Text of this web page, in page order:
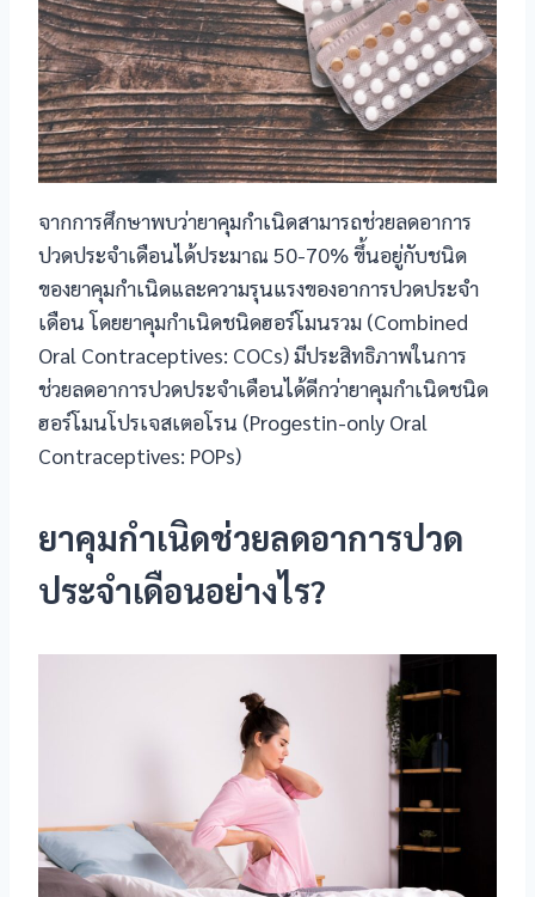
จากการศึกษาพบว่ายาคุมกำเนิดสามารถช่วยลดอาการ
ปวดประจำเดือนได้ประมาณ 50-70% ขึ้นอยู่กับชนิด
ของยาคุมกำเนิดและความรุนแรงของอาการปวดประจำ
เดือน โดยยาคุมกำเนิดชนิดฮอร์โมนรวม (Combined
Oral Contraceptives: COCs) มีประสิทธิภาพในการ
ช่วยลดอาการปวดประจำเดือนได้ดีกว่ายาคุมกำเนิดชนิด
ฮอร์โมนโปรเจสเตอโรน (Progestin-only Oral
Contraceptives: POPs)
ยาคุมกำเนิดช่วยลดอาการปวด
ประจำเดือนอย่างไร?